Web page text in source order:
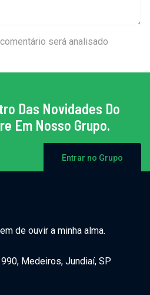
será analisado
Das Novidades Do
Em Nosso Grupo.
Entrar no Grupo
de ouvir a minha alma.
Medeiros, Jundiaí, SP